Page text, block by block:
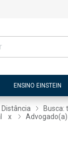
ENSINO EINSTEIN
Distância Busca:
x Advogado(a)